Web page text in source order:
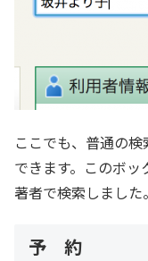
ここでも、普通の
できます。このボッ
著者で検索しました
予 約